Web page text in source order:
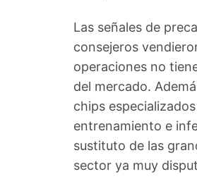
Las señales de
consejeros
operaciones no
del mercado.
chips
entrenamiento e
sustituto de las
sector ya muy